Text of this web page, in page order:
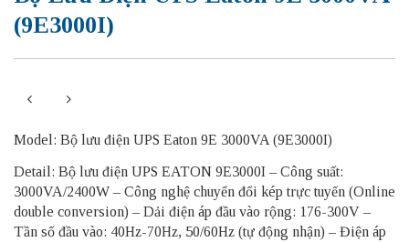
(9E3000I)
Model: Bộ lưu điện UPS Eaton 9E 3000VA (9E3000I)
Detail: Bộ lưu điện UPS EATON 9E3000I – Công suất:
3000VA/2400W – Công nghệ chuyển đổi kép trực tuyến (Online
double conversion) – Dải điện áp đầu vào rộng: 176-300V –
Tần số đầu vào: 40Hz-70Hz, 50/60Hz (tự động nhận) – Điện áp